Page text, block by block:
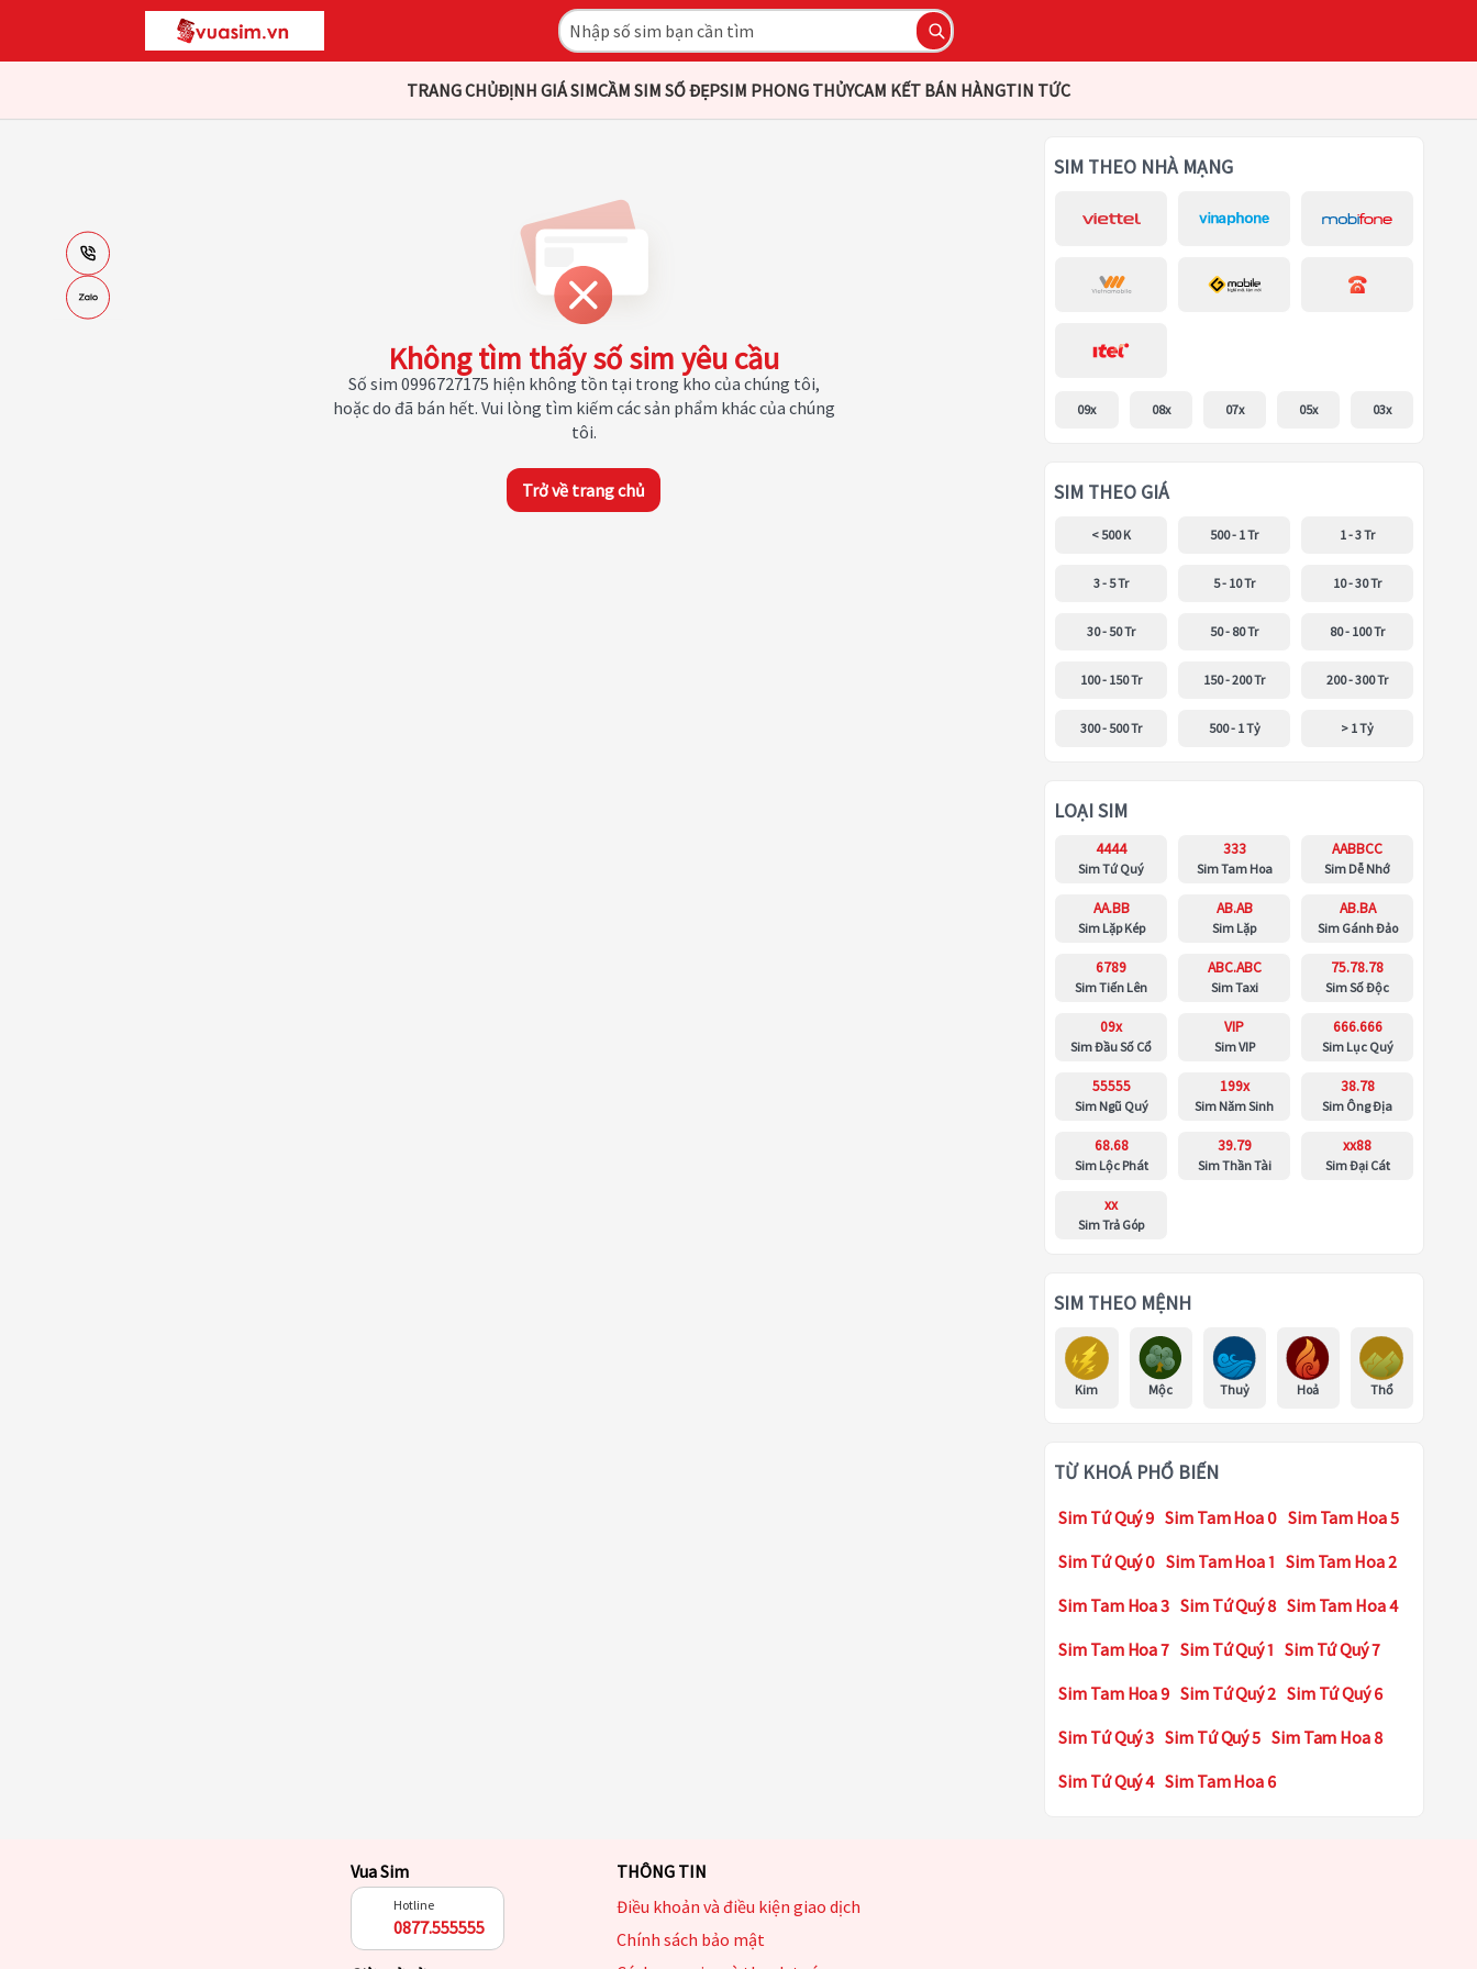
TRANG CHỦĐỊNH GIÁ SIMCẦM SIM SỐ ĐẸPSIM PHONG THỦYCAM KẾT BÁN HÀNGTIN TỨC
Không tìm thấy số sim yêu cầu
Số sim 0996727175 hiện không tồn tại trong kho của chúng tôi,
hoặc do đã bán hết. Vui lòng tìm kiếm các sản phẩm khác của chúng
tôi.
Trở về trang chủ
SIM THEO NHÀ MẠNG
09x 08x 07x 05x 03x
SIM THEO GIÁ
< 500 K 500 - 1 Tr 1 - 3 Tr
3 - 5 Tr 5 - 10 Tr 10 - 30 Tr
30 - 50 Tr 50 - 80 Tr 80 - 100 Tr
100 - 150 Tr 150 - 200 Tr 200 - 300 Tr
300 - 500 Tr 500 - 1 Tỷ > 1 Tỷ
LOẠI SIM
4444
Sim Tứ Quý
333
Sim Tam Hoa
AABBCC
Sim Dễ Nhớ
AA.BB
Sim Lặp Kép
AB.AB
Sim Lặp
AB.BA
Sim Gánh Đảo
6789
Sim Tiến Lên
ABC.ABC
Sim Taxi
75.78.78
Sim Số Độc
09x
Sim Đầu Số Cổ
VIP
Sim VIP
666.666
Sim Lục Quý
55555
Sim Ngũ Quý
199x
Sim Năm Sinh
38.78
Sim Ông Địa
68.68
Sim Lộc Phát
39.79
Sim Thần Tài
xx88
Sim Đại Cát
xx
Sim Trả Góp
SIM THEO MỆNH
Kim Mộc Thuỷ Hoả Thổ
TỪ KHOÁ PHỔ BIẾN
Sim Tứ Quý 9 Sim Tam Hoa 0 Sim Tam Hoa 5
Sim Tứ Quý 0 Sim Tam Hoa 1 Sim Tam Hoa 2
Sim Tam Hoa 3 Sim Tứ Quý 8 Sim Tam Hoa 4
Sim Tam Hoa 7 Sim Tứ Quý 1 Sim Tứ Quý 7
Sim Tam Hoa 9 Sim Tứ Quý 2 Sim Tứ Quý 6
Sim Tứ Quý 3 Sim Tứ Quý 5 Sim Tam Hoa 8
Sim Tứ Quý 4 Sim Tam Hoa 6
Vua Sim
Hotline
0877.555555
THÔNG TIN
Điều khoản và điều kiện giao dịch
Chính sách bảo mật